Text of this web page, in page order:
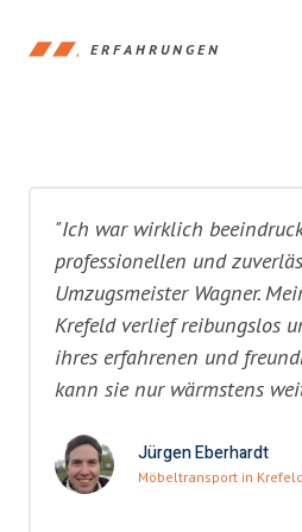
ERFAHRUNGEN
"Ich war wirklich
professionellen und
Umzugsmeister Wagner.
Krefeld verlief reibungslos
ihres erfahrenen und
kann sie nur wärmstens
Jürgen Eberhardt
Möbeltransport in Krefeld